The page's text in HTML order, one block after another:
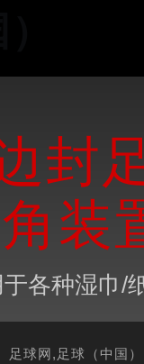
封
装
各种湿巾/
足球网,足球（中国）